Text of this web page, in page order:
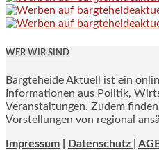
WER WIR SIND
Bargteheide Aktuell ist ein
Informationen aus Politik,
Veranstaltungen. Zudem
Vorstellungen von regional
Impressum Datenschutz |